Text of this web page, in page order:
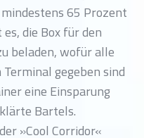
65 Prozent
die Box für den
beladen, wofür alle
gegeben sind
eine Einsparung
Bartels.
»Cool Corridor«